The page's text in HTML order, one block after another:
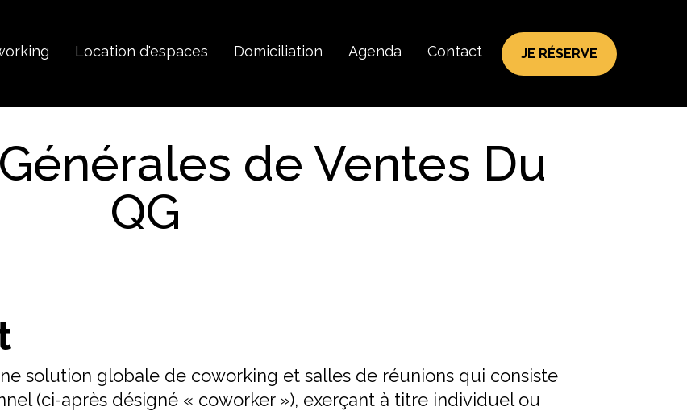
Location d'espaces Domiciliation Agenda Contact JE RÉSERVE
de Ventes Du
QG
solution globale de coworking et salles de réunions qui consiste
(ci-après désigné « coworker »), exerçant à titre individuel ou